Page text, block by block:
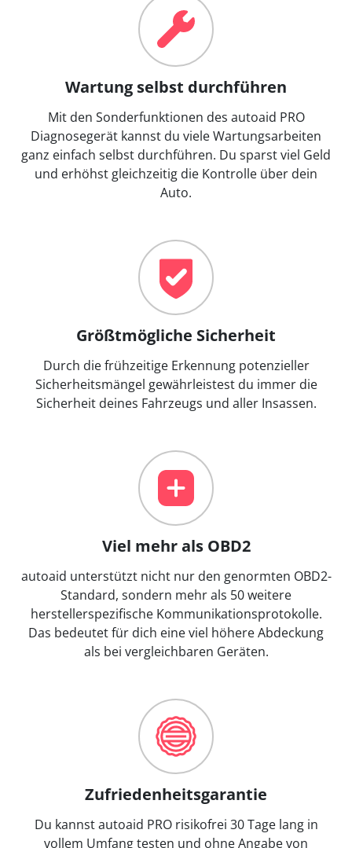
Wartung selbst durchführen
Mit den Sonderfunktionen des autoaid PRO
Diagnosegerät kannst du viele Wartungsarbeiten
ganz einfach selbst durchführen. Du sparst viel Geld
und erhöhst gleichzeitig die Kontrolle über dein
Auto.
Größtmögliche Sicherheit
Durch die frühzeitige Erkennung potenzieller
Sicherheitsmängel gewährleistest du immer die
Sicherheit deines Fahrzeugs und aller Insassen.
Viel mehr als OBD2
autoaid unterstützt nicht nur den genormten OBD2-
Standard, sondern mehr als 50 weitere
herstellerspezifische Kommunikationsprotokolle.
Das bedeutet für dich eine viel höhere Abdeckung
als bei vergleichbaren Geräten.
Zufriedenheitsgarantie
Du kannst autoaid PRO risikofrei 30 Tage lang in
vollem Umfang testen und ohne Angabe von